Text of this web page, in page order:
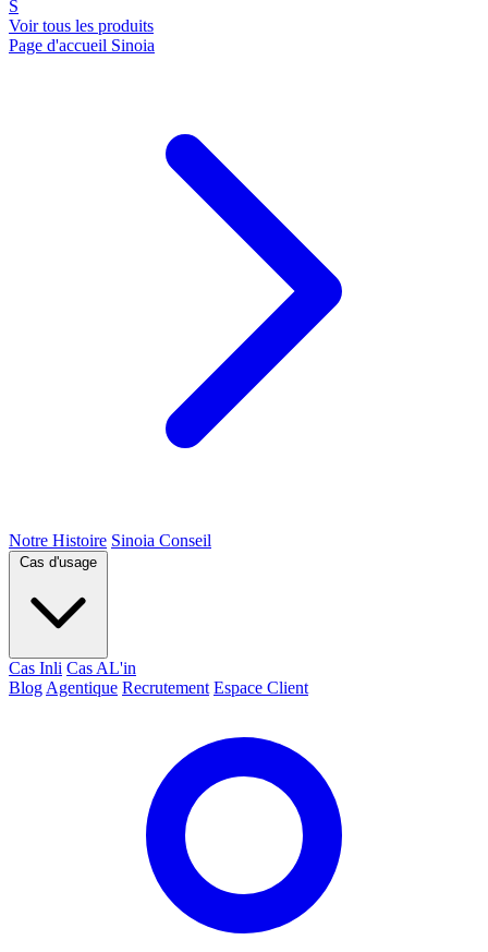
S
Voir tous les produits
Page d'accueil Sinoia
Notre Histoire Sinoia Conseil
Cas d'usage
Cas Inli Cas AL'in
Blog Agentique Recrutement Espace Client